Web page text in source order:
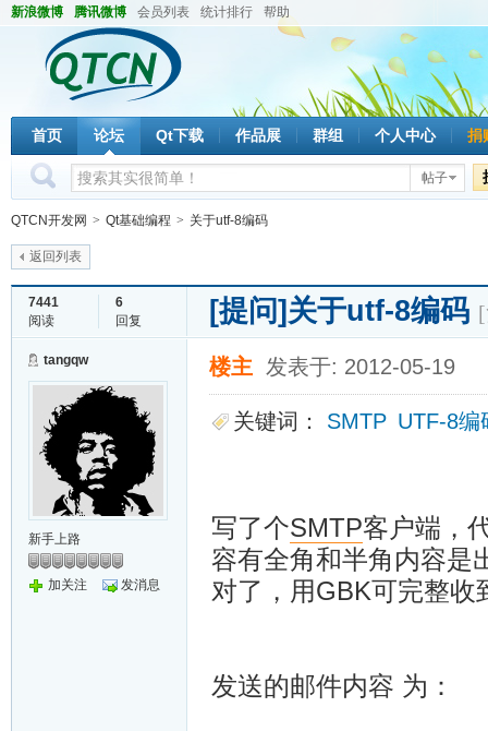
新浪微博 腾讯微博 会员列表 统计排行 帮助
首页 论坛 Qt下载 作品展 群组 个人中心 捐
帖子
QTCN开发网 > Qt基础编程 > 关于utf-8编码
返回列表
7441
阅读
6
回复
[提问]关于utf-8编码
tangqw
新手上路
加关注 发消息
楼主 发表于: 2012-05-19
关键词： SMTP UTF-8编
写了个SMTP客户端，
容有全角和半角内容是
对了，用GBK可完整收
发送的邮件内容 为：